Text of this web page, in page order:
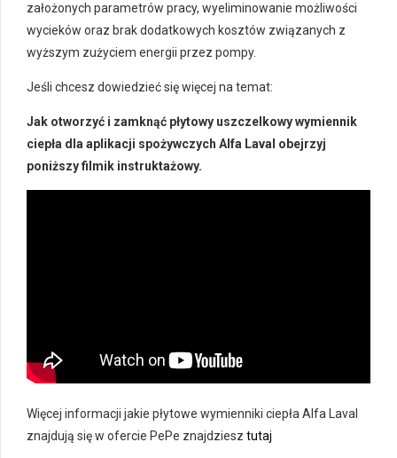
założonych parametrów pracy, wyeliminowanie możliwości
wycieków oraz brak dodatkowych kosztów związanych z
wyższym zużyciem energii przez pompy.
Jeśli chcesz dowiedzieć się więcej na temat:
Jak otworzyć i zamknąć płytowy uszczelkowy wymiennik
ciepła dla aplikacji spożywczych Alfa Laval obejrzyj
poniższy filmik instruktażowy.
Więcej informacji jakie płytowe wymienniki ciepła Alfa Laval
znajdują się w ofercie PePe znajdziesz tutaj